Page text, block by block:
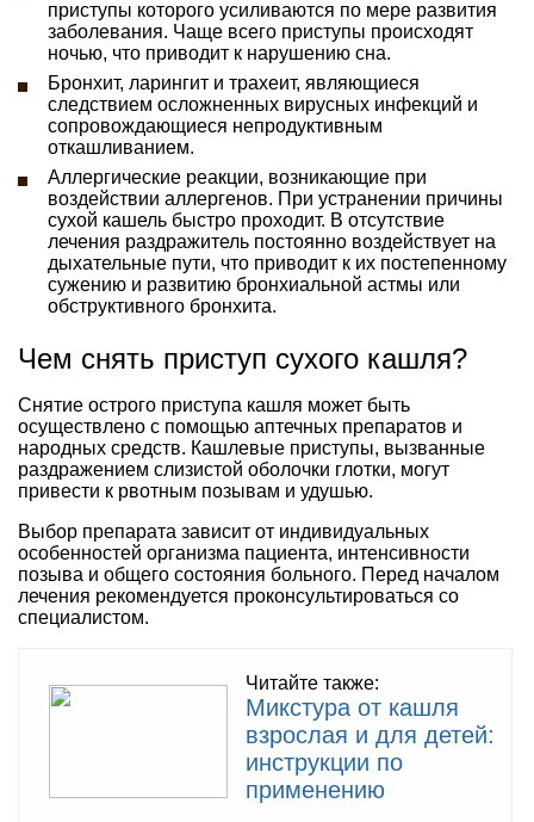
приступы которого усиливаются по мере развития
заболевания. Чаще всего приступы происходят
ночью, что приводит к нарушению сна.
Бронхит, ларингит и трахеит, являющиеся
следствием осложненных вирусных инфекций и
сопровождающиеся непродуктивным
откашливанием.
Аллергические реакции, возникающие при
воздействии аллергенов. При устранении причины
сухой кашель быстро проходит. В отсутствие
лечения раздражитель постоянно воздействует на
дыхательные пути, что приводит к их постепенному
сужению и развитию бронхиальной астмы или
обструктивного бронхита.
Чем снять приступ сухого кашля?
Снятие острого приступа кашля может быть
осуществлено с помощью аптечных препаратов и
народных средств. Кашлевые приступы, вызванные
раздражением слизистой оболочки глотки, могут
привести к рвотным позывам и удушью.
Выбор препарата зависит от индивидуальных
особенностей организма пациента, интенсивности
позыва и общего состояния больного. Перед началом
лечения рекомендуется проконсультироваться со
специалистом.
Читайте также:
Микстура от кашля
взрослая и для детей:
инструкции по
применению